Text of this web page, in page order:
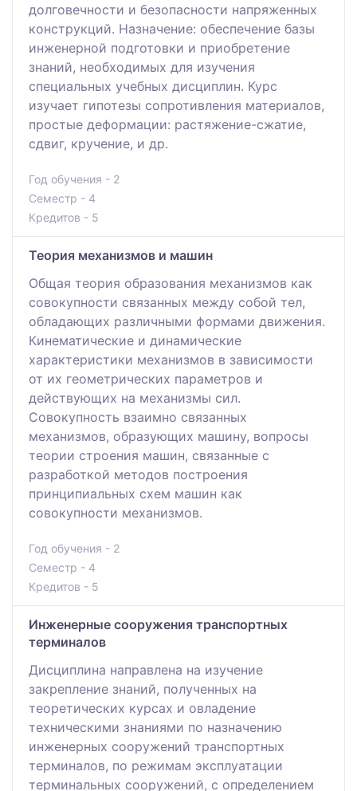
долговечности и безопасности напряженных
конструкций. Назначение: обеспечение базы
инженерной подготовки и приобретение
знаний, необходимых для изучения
специальных учебных дисциплин. Курс
изучает гипотезы сопротивления материалов,
простые деформации: растяжение-сжатие,
сдвиг, кручение, и др.
Год обучения - 2
Семестр - 4
Кредитов - 5
Теория механизмов и машин
Общая теория образования механизмов как
совокупности связанных между собой тел,
обладающих различными формами движения.
Кинематические и динамические
характеристики механизмов в зависимости
от их геометрических параметров и
действующих на механизмы сил.
Совокупность взаимно связанных
механизмов, образующих машину, вопросы
теории строения машин, связанные с
разработкой методов построения
принципиальных схем машин как
совокупности механизмов.
Год обучения - 2
Семестр - 4
Кредитов - 5
Инженерные сооружения транспортных
терминалов
Дисциплина направлена на изучение
закрепление знаний, полученных на
теоретических курсах и овладение
техническими знаниями по назначению
инженерных сооружений транспортных
терминалов, по режимам эксплуатации
терминальных сооружений, с определением